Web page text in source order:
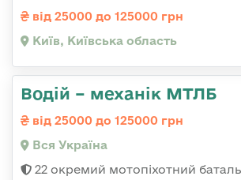
від 25000 до 125000 грн
Київ, Київська область
Водій – механік МТЛБ
від 25000 до 125000 грн
Вся Україна
22 окремий мотопіхотний